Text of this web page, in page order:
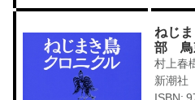
ねじ
部 鳥
村上春
新潮社
ISBN: